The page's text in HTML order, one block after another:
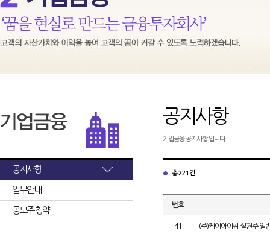
공지사항
업무안내
공모주 청약
공지사항
기업금융 공지사항 입니다.
총 221건
번호
41 (주)케이아이씨 실권주 일